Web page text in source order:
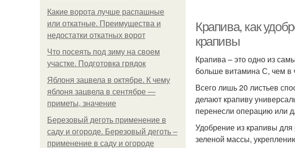
Какие ворота лучше распашные
или откатные. Преимущества и
недостатки откатных ворот
Что посеять под зиму на своем
участке. Подготовка грядок
Яблоня зацвела в октябре. К чему
яблоня зацвела в сентябре —
приметы, значение
Березовый деготь применение в
саду и огороде. Березовый деготь –
применение в саду и огороде
Крапива, как
крапивы
Крапива – это одно из
больше витамина С, чем в
Всего лишь 20 листьев
делают крапиву
перенесли операцию или
Удобрение из крапивы для
зеленой массы,